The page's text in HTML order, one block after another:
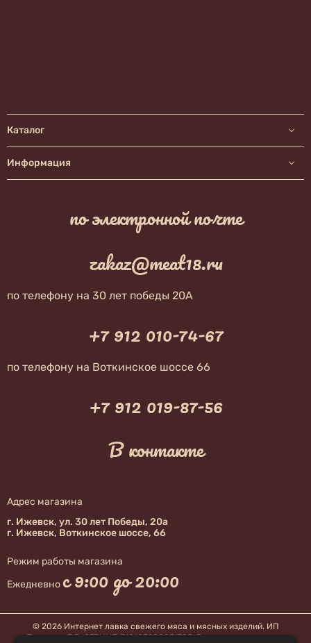
Каталог
Информация
по электронной почте
zakaz@meat18.ru
по телефону на 30 лет победы 20А
+7 912 010-74-67
по телефону на Воткинское шоссе 66
+7 912 019-87-56
В контакте
Адрес магазина
г. Ижевск, ул. 30 лет Победы, 20а
г. Ижевск, Воткинское шоссе, 66
Режим работы магазина
Ежедневно с 9:00 до 20:00
© 2026 Интернет лавка свежего мяса и мясных изделий. ИП
Терехова Е.В, ОГРНИП 318183200051785. Все права защищены